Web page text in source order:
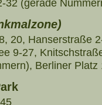
32 (gerade
20, Hanserstraße
9-27,
Berliner Platz